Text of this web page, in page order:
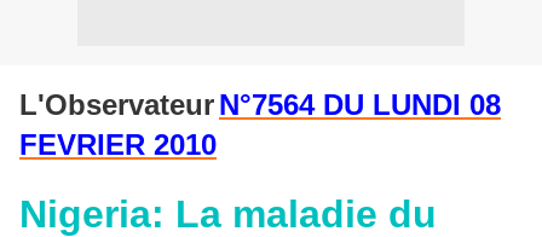
L'ObservateurN°7564 DU LUNDI 08
FEVRIER 2010
Nigeria: La maladie du